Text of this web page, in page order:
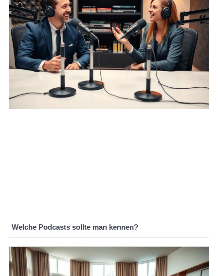
Welche Podcasts sollte man kennen?